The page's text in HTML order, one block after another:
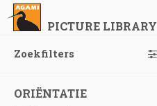
PICTURE LIBRARY
Zoekfilters
ORIËNTATIE